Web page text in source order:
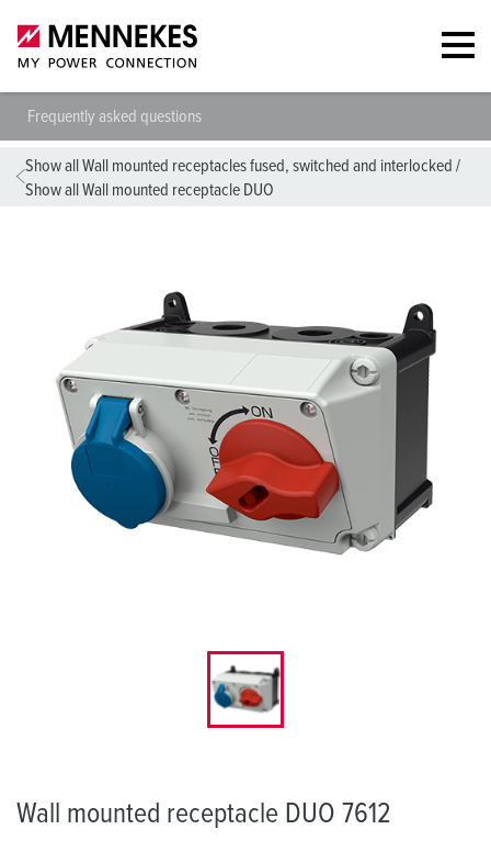
Frequently asked questions
Show all Wall mounted receptacles fused, switched and interlocked /
Show all Wall mounted receptacle DUO
Wall mounted receptacle DUO 7612